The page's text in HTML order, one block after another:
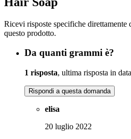
Ricevi risposte specifiche
questo prodotto.
Da quanti grammi è?
1 risposta, ultima risposta in
Rispondi a questa domanda
elisa
20 luglio 2022